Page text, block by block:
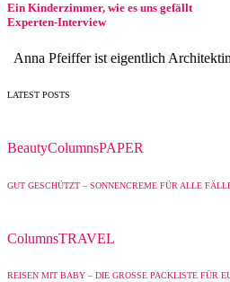
Ein Kinderzimmer, wie es uns gefällt
Experten-Interview
Anna Pfeiffer ist eigentlich
LATEST POSTS
BeautyColumnsPAPER
GUT GESCHÜTZT – SONNENCREME FÜR ALLE
ColumnsTRAVEL
REISEN MIT BABY – DIE GROSSE PACKLISTE FÜR